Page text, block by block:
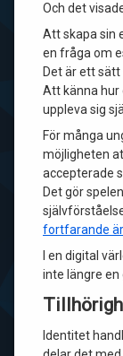
Och det
Att skapa sin
en fråga om
Det är ett
Att känna hur
uppleva sig
För många
möjligheten
accepterade
Det gör
fortfarande
I en digital
inte längre en
Identitet